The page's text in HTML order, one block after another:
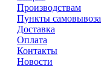
Производствам
Пункты самовывоза
Доставка
Оплата
Контакты
Новости